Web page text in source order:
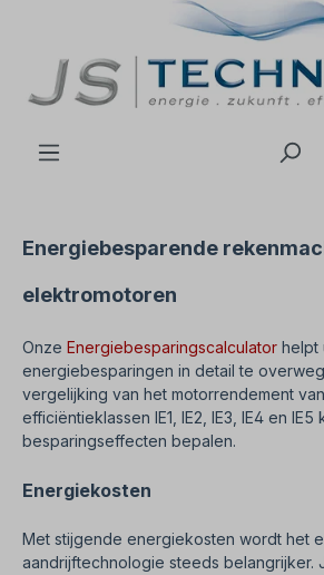
Energiebesparende
elektromotoren
Onze Energiebesparingscalculator helpt
energiebesparingen in detail te
vergelijking van het motorrendement
efficiëntieklassen IE1, IE2, IE3, IE4 en IE5
besparingseffecten bepalen.
Energiekosten
Met stijgende energiekosten wordt het
aandrijftechnologie steeds belangrijker.